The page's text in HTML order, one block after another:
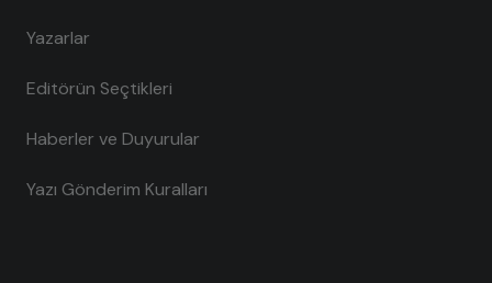
Yazarlar
Editörün Seçtikleri
Haberler ve Duyurular
Yazı Gönderim Kuralları